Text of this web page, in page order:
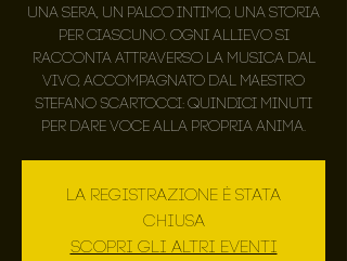
Una sera, un palco intimo, una storia
per ciascuno. Ogni allievo si
racconta attraverso la musica dal
vivo, accompagnato dal Maestro
Stefano Scartocci: quindici minuti
per dare voce alla propria anima.
La registrazione è stata
chiusa
Scopri gli altri eventi